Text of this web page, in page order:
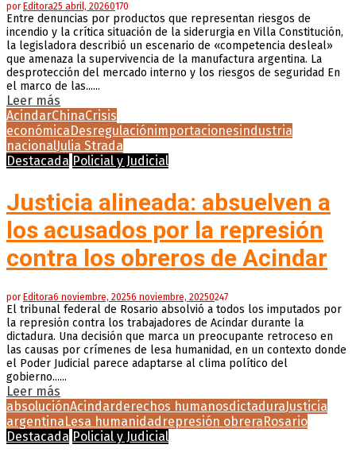
por Editora25 abril, 20260170
Entre denuncias por productos que representan riesgos de
incendio y la crítica situación de la siderurgia en Villa Constitución,
la legisladora describió un escenario de «competencia desleal»
que amenaza la supervivencia de la manufactura argentina. La
desprotección del mercado interno y los riesgos de seguridad En
el marco de las......
Leer más
AcindarChinaCrisis
económica Desregulaciónimportacionesindustria
nacionalJulia Strada
Destacada Policial y Judicial
Justicia alineada: absuelven a
los acusados por la represión
contra los obreros de Acindar
por Editora6 noviembre, 20256 noviembre, 20250247
El tribunal federal de Rosario absolvió a todos los imputados por
la represión contra los trabajadores de Acindar durante la
dictadura. Una decisión que marca un preocupante retroceso en
las causas por crímenes de lesa humanidad, en un contexto donde
el Poder Judicial parece adaptarse al clima político del
gobierno......
Leer más
absoluciónAcindarderechos humanosdictaduraJusticia
argentinaLesa humanidad represión obreraRosario
Destacada Policial y Judicial